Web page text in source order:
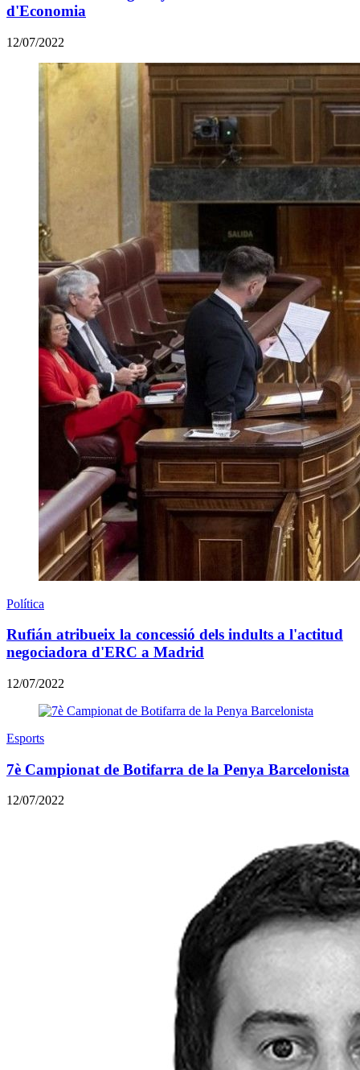
d'Economia
12/07/2022
Política
Rufián atribueix la concessió dels indults a l'actitud
negociadora d'ERC a Madrid
12/07/2022
Esports
7è Campionat de Botifarra de la Penya Barcelonista
12/07/2022